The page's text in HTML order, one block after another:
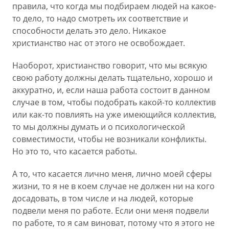
правила, что когда мы подбираем людей на какое-
то дело, то надо смотреть их соответствие и
способности делать это дело. Никакое
христианство нас от этого не освобождает.
Наоборот, христианство говорит, что мы всякую
свою работу должны делать тщательно, хорошо и
аккуратно, и, если наша работа состоит в данном
случае в том, чтобы подобрать какой-то коллектив
или как-то повлиять на уже имеющийся коллектив,
то мы должны думать и о психологической
совместимости, чтобы не возникали конфликты.
Но это то, что касается работы.
А то, что касается лично меня, лично моей сферы
жизни, то я не в коем случае не должен ни на кого
досадовать, в том числе и на людей, которые
подвели меня по работе. Если они меня подвели
по работе, то я сам виноват, потому что я этого не